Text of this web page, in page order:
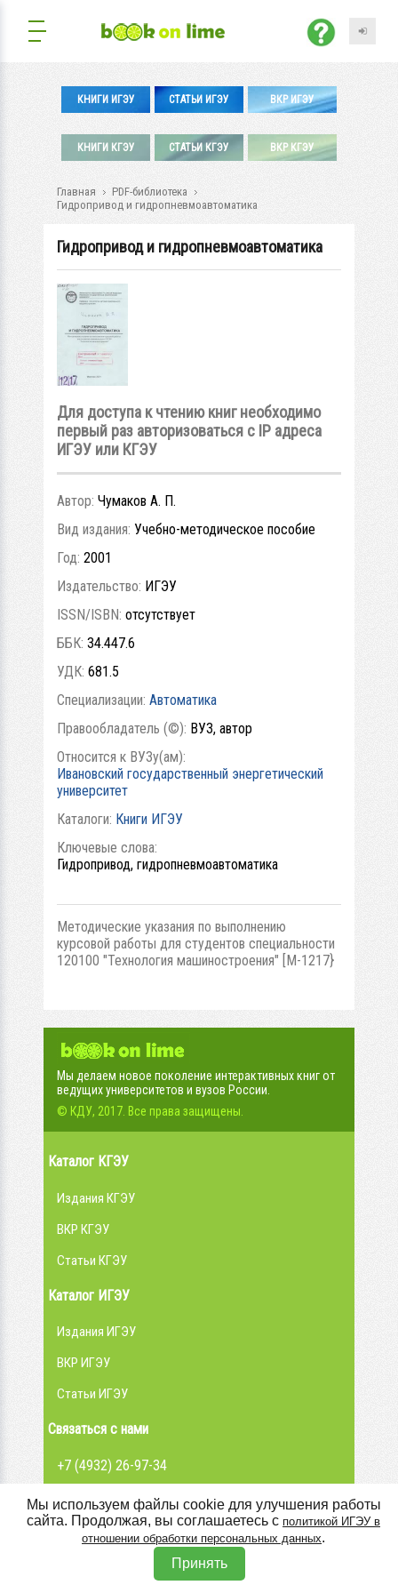
КНИГИ ИГЭУ СТАТЬИ ИГЭУ ВКР ИГЭУ
КНИГИ КГЭУ СТАТЬИ КГЭУ ВКР КГЭУ
Главная
PDF-библиотека
Гидропривод и гидропневмоавтоматика
Гидропривод и гидропневмоавтоматика
Для доступа к чтению книг необходимо
первый раз авторизоваться с IP адреса
ИГЭУ или КГЭУ
Автор: Чумаков А. П.
Вид издания: Учебно-методическое пособие
Год: 2001
Издательство: ИГЭУ
ISSN/ISBN: отсутствует
ББК: 34.447.6
УДК: 681.5
Специализации: Автоматика
Правообладатель (©): ВУЗ, автор
Относится к ВУЗу(ам):
Ивановский государственный энергетический
университет
Каталоги: Книги ИГЭУ
Ключевые слова:
Гидропривод, гидропневмоавтоматика
Методические указания по выполнению
курсовой работы для студентов специальности
120100 "Технология машиностроения" [М-1217}
Мы делаем новое поколение интерактивных книг от
ведущих университетов и вузов России.
© КДУ, 2017. Все права защищены.
Каталог КГЭУ
Издания КГЭУ
ВКР КГЭУ
Статьи КГЭУ
Мы используем файлы cookie для улучшения работы
сайта. Продолжая, вы соглашаетесь с политикой ИГЭУ в
отношении обработки персональных данных.
Принять
Каталог ИГЭУ
Издания ИГЭУ
ВКР ИГЭУ
Статьи ИГЭУ
Связаться с нами
+7 (4932) 26-97-34
admin@library.ispu.ru
Вконтакте